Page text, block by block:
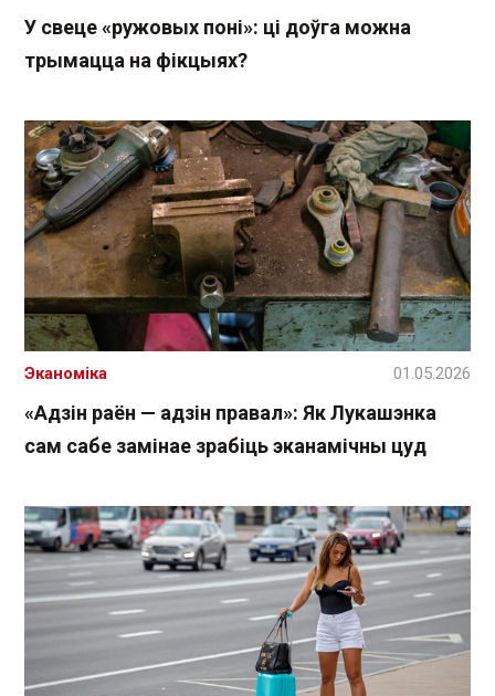
У свеце «ружовых поні»: ці доўга можна
трымацца на фікцыях?
«Адзін раён — адзін правал»: Як Лукашэнка
сам сабе замінае зрабіць эканамічны цуд
Эканоміка 01.05.2026